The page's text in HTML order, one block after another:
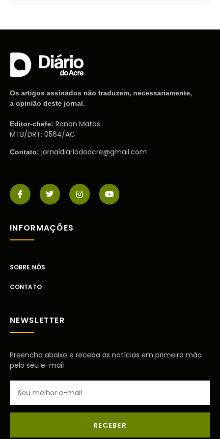
Os artigos assinados não traduzem, necessariamente,
a opinião deste jornal.
Editor-chefe: Ronan Matos
MTB/DRT: 0564/AC
Contato: jornaldiariodoacre@gmail.com
INFORMAÇÕES
SOBRE NÓS
CONTATO
NEWSLETTER
Preencha abaixo e receba as notícias em primeira mão
pelo seu e-mail
RECEBER